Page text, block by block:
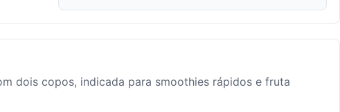
dois copos, indicada para smoothies rápidos e fruta